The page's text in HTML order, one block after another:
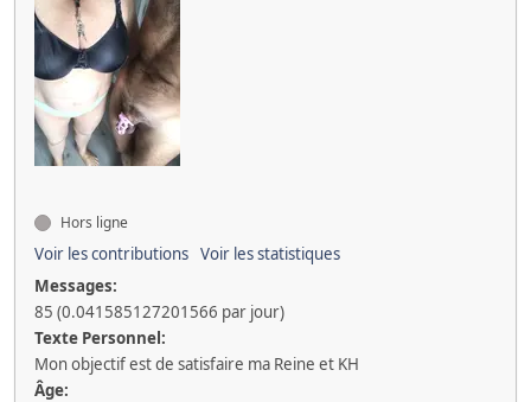
Hors ligne
Voir les contributions Voir les statistiques
Messages:
85 (0.041585127201566 par jour)
Texte Personnel:
Mon objectif est de satisfaire ma Reine et KH
Âge: